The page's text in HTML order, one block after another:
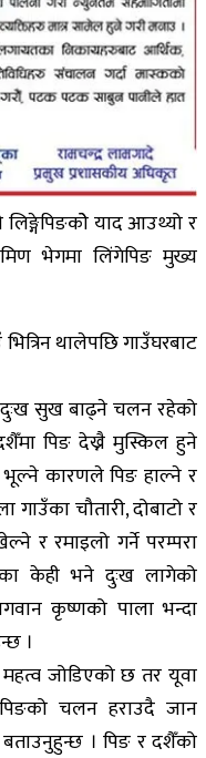
लिङ्गेपिङकोे याद आउथ्यो र
भेगमा लिंगेपिङ मुख्य
थालेपछि गाउँघरबाट
सुख बाढ्ने चलन रहेको
पिङ देख्नै मुस्किल हुने
कारणले पिङ हाल्ने र
चौतारी, दोबाटो र
र रमाइलो गर्ने परम्परा
केही भने दुःख लागेको
कृष्णको पाला भन्दा
।
जोडिएको छ तर यूवा
चलन हराउदै जान
बताउनुहुन्छ । पिङ र दशैँको